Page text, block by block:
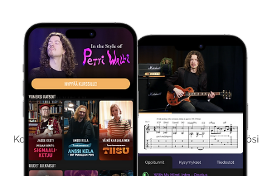
Kokeile Ilmaiseksi
Kokeilemalla ilmaiseksi saat koko sisältömme käyttöösi
viikon ajaksi.